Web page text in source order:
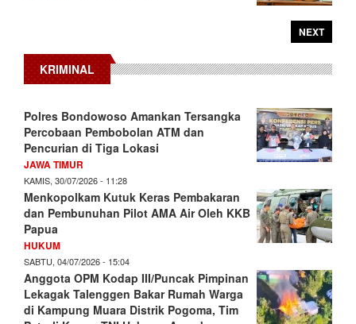
NEXT
KRIMINAL
Polres Bondowoso Amankan Tersangka
Percobaan Pembobolan ATM dan
Pencurian di Tiga Lokasi
JAWA TIMUR
KAMIS, 30/07/2026 - 11:28
Menkopolkam Kutuk Keras Pembakaran
dan Pembunuhan Pilot AMA Air Oleh KKB
Papua
HUKUM
SABTU, 04/07/2026 - 15:04
Anggota OPM Kodap III/Puncak Pimpinan
Lekagak Talenggen Bakar Rumah Warga
di Kampung Muara Distrik Pogoma, Tim